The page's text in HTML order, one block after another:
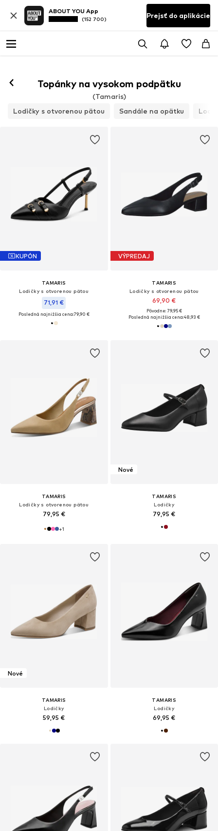
ABOUT YOU App
(152 700) Prejsť do aplikácie
Topánky na vysokom podpätku
(Tamaris)
Lodičky s otvorenou pätou
Sandále na opätku
KUPÓN
TAMARIS
Lodičky s otvorenou pätou
71,91 €
Posledná najnižšia cena:79,90 €
VÝPREDAJ
TAMARIS
Lodičky s otvorenou pätou
69,90 €
Pôvodne: 79,95 €
Posledná najnižšia cena:48,93 €
TAMARIS
Lodičky s otvorenou pätou
79,95 €
+1
Nové
TAMARIS
Lodičky
79,95 €
Nové
TAMARIS
Lodičky
59,95 €
TAMARIS
Lodičky
69,95 €